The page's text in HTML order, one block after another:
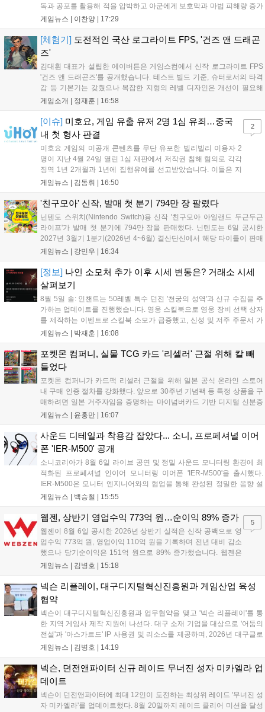
독과 공포를 활용해 적을 압박하고 아군에게 보호막과 마법 피해량 증가
를 제공하는 것이 특징이다. 패시브 황천의 동행자는 동영의 핵심이다.
활한다. 모...
게임뉴스 | 이찬양 | 17:29
[체험기] 도전적인 국산 로그라이트 FPS, '건즈 앤 드래곤
즈'
김대훤 대표가 설립한 에이버튼은 게임스컴에서 신작 로그라이트 FPS
'건즈 앤 드래곤즈'를 공개했습니다. 테스트 빌드 기준, 슈터로서의 타격
감 등 기본기는 갖췄으나 복잡한 지형의 레벨 디자인은 개선이 필요해
보입니다. 또한, 성장 트랙의 과도한 분절과 무기 다양성 부족 등 로그라
추가 등을 통해 게임성을 다듬어 경쟁력을 확보할 계획입니다....
게임소개 | 정재훈 | 16:58
[이슈] 미호요, 게임 유출 유저 2명 1심 유죄…중국
내 첫 형사 판결
미호요 게임의 미공개 콘텐츠를 무단 유포한 빌리빌리 이용자 2
명이 지난 4월 24일 열린 1심 재판에서 저작권 침해 혐의로 각각
징역 1년 2개월과 1년에 집행유예를 선고받았습니다. 이들은 지
난해 7월부터 원신 등 주요 게임의 영상을 유포해 60만 회 이상의
이후 중국 내 첫 형사사건임을 강조하며 향후 무단 유출에 강경
게임뉴스 | 김동휘 | 16:50
2
'친구모아' 신작, 발매 첫 분기 794만 장 팔렸다
닌텐도 스위치(Nintendo Switch)용 신작 '친구모아 아일랜드 두근두근
라이프'가 발매 첫 분기에 794만 장을 판매했다. 닌텐도는 6일 공시한
2027년 3월기 1분기(2026년 4~6월) 결산단신에서 해당 타이틀이 판매
를 크게 늘렸다고 밝혔다. 4월 16일 발매된 이 작품은 약 2개월 반 만에
게임뉴스 | 강민우 | 16:34
[정보] 나인 소모처 추가 이후 시세 변동은? 거래소 시세
살펴보기
8월 5일 솔: 인챈트는 50레벨 특수 던전 '천궁의 성역'과 신규 수집을 추
가하는 업데이트를 진행했습니다. 영웅 스킬북으로 영웅 장비 선택 상자
를 제작하는 이벤트로 스킬북 소모가 급증했고, 신성 및 저주 주문서 가
격은 소폭 상승했습니다. 나인 코어 시세는 보합세를 유지 중이며, 신의
수요는 늘었으나 일반 재료는 현상을 유지하고 있으며, 영웅 등급 장비
와 무기는 서버별로 등락을 보이고 있습니다....
게임뉴스 | 박재훈 | 16:08
포켓몬 컴퍼니, 실물 TCG 카드 '리셀러' 근절 위해 칼 빼
들었다
포켓몬 컴퍼니가 카드팩 리셀러 근절을 위해 일본 공식 온라인 스토어
내 구매 인증 절차를 강화했다. 앞으로 30주년 기념팩 등 특정 상품을 구
매하려면 일본 거주자임을 증명하는 마이넘버카드 기반 디지털 신분증
이 필수다. 해당 상품들은 온라인 추첨제로만 판매되며, 이번 조치는 과
러한 정책이 시장 물량 안정화에 어떤 영향을 미칠지 업계의 이목이 쏠
리고 있다....
게임뉴스 | 윤홍만 | 16:07
사운드 디테일과 착용감 잡았다... 소니, 프로페셔널 이어
폰 'IER-M500' 공개
소니코리아가 8월 6일 라이브 공연 및 정밀 사운드 모니터링 환경에 최
적화된 프로페셔널 인이어 모니터링 이어폰 'IER-M500'을 출시했다.
IER-M500은 모니터 엔지니어와의 협업을 통해 완성된 정밀한 음향 설
계와 뛰어난 수동 차음 성능을 갖춰, 외부 소음이 많은 환경에서도 디테
피팅 서포터를 적용해 장시간 착용 시에도 안정적이고 편안한 환경을 제
게임뉴스 | 백승철 | 15:55
웹젠, 상반기 영업수익 773억 원…순이익 89% 증가
웹젠이 8월 6일 공시한 2026년 상반기 실적은 신작 공백으로 영
업수익 773억 원, 영업이익 110억 원을 기록하며 전년 대비 감소
했으나 당기순이익은 151억 원으로 89% 증가했습니다. 웹젠은
하반기부터 신작 공세를 예고하며 전략게임 '프로젝트 D1'의 정보
또한 '테르비스'는 일본 코미케에 출품하며 해외 시장 공략을 강화
합니다. 김태영 대표는 내년 신작 출시를 위해 하반기 적극적인
사업 일정을 추진하고 주주가치 제고에 힘쓰겠다고 밝혔습니
다....
게임뉴스 | 김병호 | 15:18
5
넥슨 리플레이, 대구디지털혁신진흥원과 게임산업 육성
협약
넥슨이 대구디지털혁신진흥원과 업무협약을 맺고 '넥슨 리플레이'를 통
한 지역 게임사 제작 지원에 나선다. 대구 소재 기업을 대상으로 '어둠의
전설'과 '아스가르드' IP 사용권 및 리소스를 제공하며, 2026년 대구글로
벌게임센터 제작지원 사업으로 추진된다. 넥슨은 심사에 직접 참여해 완
장을 위한 협력을 지속 확대해 나갈 방침이다....
게임뉴스 | 김병호 | 14:19
넥슨, 던전앤파이터 신규 레이드 무너진 성자 미카엘라 업
데이트
넥슨이 던전앤파이터에 최대 12인이 도전하는 최상위 레이드 '무너진 성
자 미카엘라'를 업데이트했다. 8월 20일까지 레이드 클리어 미션을 달성